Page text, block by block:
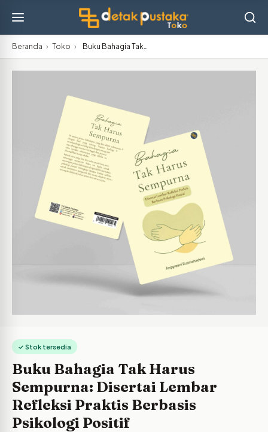
Beranda › Toko › Buku Bahagia Tak…
✓ Stok tersedia
Buku Bahagia Tak Harus
Sempurna: Disertai Lembar
Refleksi Praktis Berbasis
Psikologi Positif